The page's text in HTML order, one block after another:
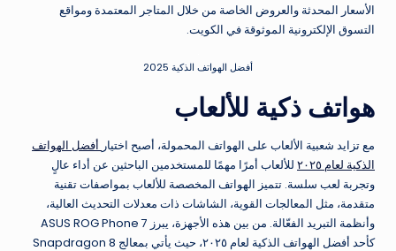
الأسعار المحدثة والعروض الخاصة من خلال المتاجر المعتمدة ومواقع
التسوق الإلكترونية الموثوقة في الكويت.
أفضل الهواتف الذكية 2025
هواتف ذكية للألعاب
مع تزايد شعبية الألعاب على الهواتف المحمولة، أصبح اختيار أفضل الهواتف
الذكية لعام ٢٠٢٥
للألعاب أمرًا مهمًا للمستخدمين الباحثين عن أداء عالٍ
وتجربة لعب سلسة. تتميز الهواتف المخصصة للألعاب بمواصفات تقنية
متقدمة، مثل المعالجات القوية، الشاشات ذات معدلات التحديث العالية،
وأنظمة التبريد الفعّالة. من بين هذه الأجهزة، يبرز ASUS ROG Phone 7
كأحد أفضل الهواتف الذكية لعام ٢٠٢٥، حيث يأتي بمعالج Snapdragon 8